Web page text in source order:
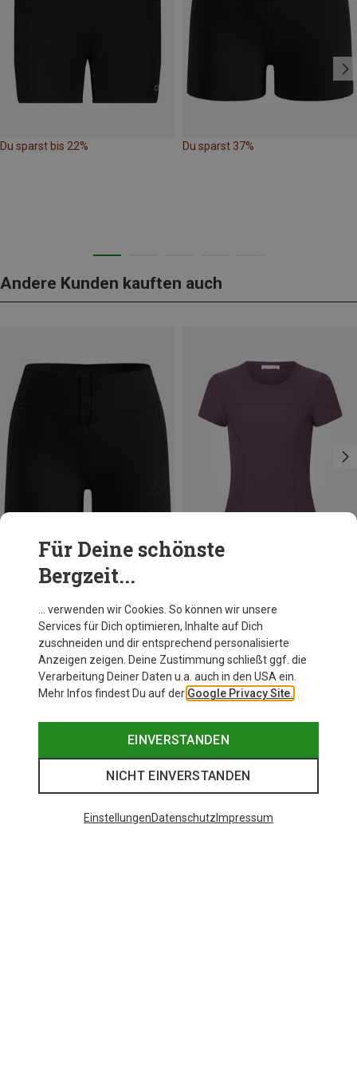
Du sparst bis 22% Du sparst 37%
Andere Kunden kauften auch
Du sparst 37%
Für Deine schönste
Bergzeit...
… verwenden wir Cookies. So können wir unsere
Services für Dich optimieren, Inhalte auf Dich
zuschneiden und dir entsprechend personalisierte
Anzeigen zeigen. Deine Zustimmung schließt ggf. die
Verarbeitung Deiner Daten u.a. auch in den USA ein.
Mehr Infos findest Du auf der Google Privacy Site.
EINVERSTANDEN
NICHT EINVERSTANDEN
EinstellungenDatenschutz Impressum